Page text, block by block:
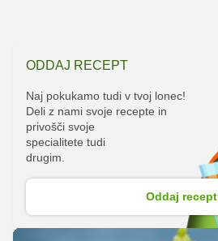
ODDAJ RECEPT
Naj pokukamo tudi v tvoj lonec!
Deli z nami svoje recepte in
privošči svoje
specialitete tudi
drugim.
Oddaj recept